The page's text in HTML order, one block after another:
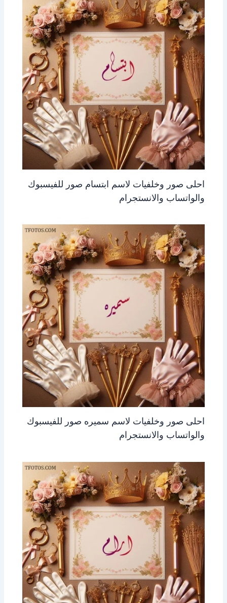
احلى صور وخلفيات لاسم ابتسام صور للفيسبوك
والواتساب والانستجرام
احلى صور وخلفيات لاسم سميره صور للفيسبوك
والواتساب والانستجرام